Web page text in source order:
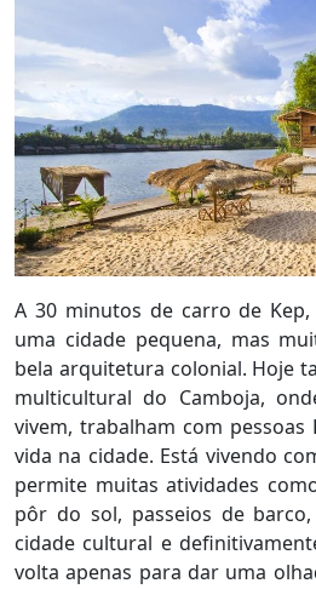
A 30 minutos de carro de
uma cidade pequena, mas
bela arquitetura colonial. Hoje
multicultural do Camboja,
vivem, trabalham com
vida na cidade. Está vivendo
permite muitas atividades
pôr do sol, passeios de
cidade cultural e
volta apenas para dar uma